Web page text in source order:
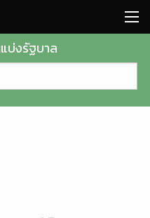
บ่งรัฐบาล